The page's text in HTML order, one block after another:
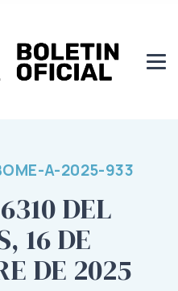
A-2025-933
DEL
16 DE
DE 2025